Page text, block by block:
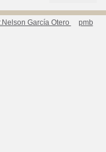
García Otero pmb